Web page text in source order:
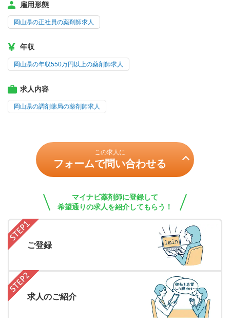
雇用形態
岡山県の正社員の薬剤師求人
年収
岡山県の年収550万円以上の薬剤師求人
求人内容
岡山県の調剤薬局の薬剤師求人
この求人に
フォームで問い合わせる
マイナビ薬剤師に登録して
希望通りの求人を紹介してもらう！
ご登録
求人のご紹介